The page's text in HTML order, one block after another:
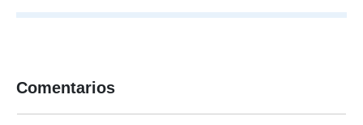
Comentarios